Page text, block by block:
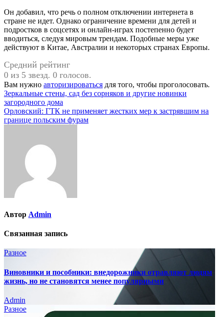
Он добавил, что речь о полном отключении интернета в
стране не идет. Однако ограничение времени для детей и
подростков в соцсетях и онлайн-играх постепенно будет
вводиться, следуя мировым трендам. Подобные меры уже
действуют в Китае, Австралии и некоторых странах Европы.
Средний рейтинг
0 из 5 звезд. 0 голосов.
Вам нужно авторизироваться для того, чтобы проголосовать.
Навигация
по
записям
Зеркальные стены, сад без сорняков и другие новинки
загородного дома
Орловский: ГТК не применяет жестких мер к застрявшим на
границе польским фурам
Автор Admin
Связанная запись
Разное
Виновники и пособники: внедорожники отравляют людям
жизнь, но не становятся менее популярными
Admin
Разное